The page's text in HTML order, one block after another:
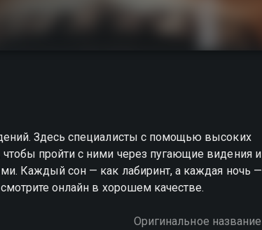
Здесь специалисты с помощью высоких
пройти с ними через пугающие видения и
Каждый сон — как лабиринт, а каждая ночь —
онлайн в хорошем качестве.
Оригинальное название